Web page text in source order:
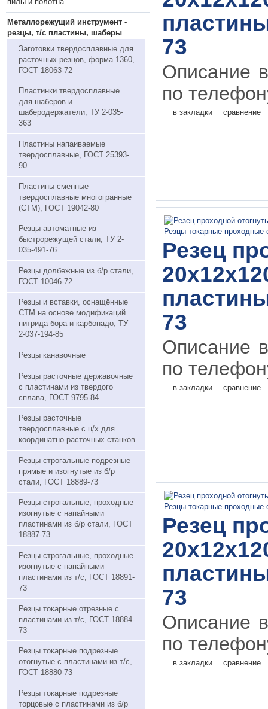
Металлорежущий инструмент -
резцы, т/с пластины, шаберы
Заготовки твердосплавные для
расточных резцов, форма 1360,
ГОСТ 18063-72
Пластинки твердосплавные
для шаберов и
шаберодержатели, ТУ 2-035-
363
Пластины напаивaемые
твердосплавные, ГОСТ 25393-
90
Пластины сменные
твердосплавные многогранные
(СТМ), ГОСТ 19042-80
Резцы автоматные из
быстрорежущей стали, ТУ 2-
035-491-76
Резцы долбежные из б/р стали,
ГОСТ 10046-72
Резцы и вставки, оснащённые
СТМ на основе модификаций
нитрида бора и карбонадо, ТУ
2-037-194-85
Резцы канавочные
Резцы расточные державочные
с пластинами из твердого
сплава, ГОСТ 9795-84
Резцы расточные
твердосплавные с ц/х для
координатно-расточных станков
Резцы строгальные подрезные
прямые и изогнутые из б/р
стали, ГОСТ 18889-73
Резцы строгальные, проходные
изогнутые с напайными
пластинами из б/р стали, ГОСТ
18887-73
Резцы строгальные, проходные
изогнутые с напайными
пластинами из т/с, ГОСТ 18891-
73
Резцы токарные отрезные с
пластинами из т/с, ГОСТ 18884-
73
Резцы токарные подрезные
отогнутые с пластинами из т/с,
ГОСТ 18880-73
Резцы токарные подрезные
торцовые с пластинами из б/р
73
Описание
по
в закладки сравнение
Резец
73
Описание
по
в закладки сравнение
Резец
73
Описание
по
в закладки сравнение